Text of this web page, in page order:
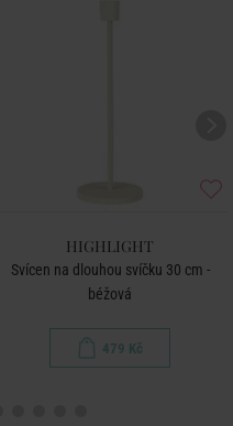
HIGHLIGHT
Svícen na dlouhou svíčku 30 cm -
béžová
479 Kč